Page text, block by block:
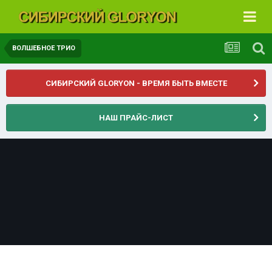
ВОЛШЕБНОЕ ТРИО
СИБИРСКИЙ GLORYON - ВРЕМЯ БЫТЬ ВМЕСТЕ
НАШ ПРАЙС-ЛИСТ